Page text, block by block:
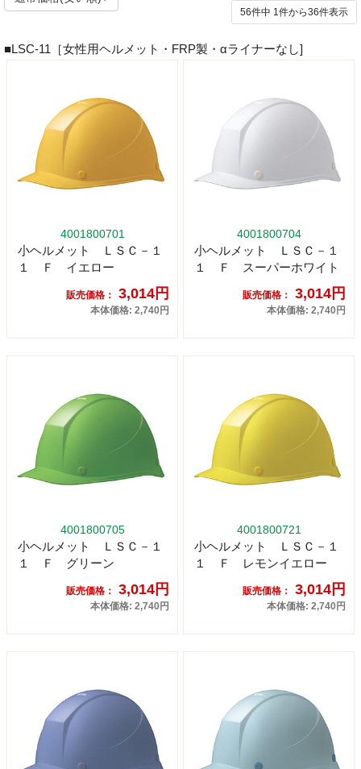
56件中 1件から36件表示
■LSC-11［女性用ヘルメット・FRP製・αライナーなし]
4001800701
小ヘルメット ＬＳＣ－１
１ Ｆ イエロー
販売価格： 3,014円
本体価格: 2,740円
4001800704
小ヘルメット ＬＳＣ－１
１ Ｆ スーパーホワイト
販売価格： 3,014円
本体価格: 2,740円
4001800705
小ヘルメット ＬＳＣ－１
１ Ｆ グリーン
販売価格： 3,014円
本体価格: 2,740円
4001800721
小ヘルメット ＬＳＣ－１
１ Ｆ レモンイエロー
販売価格： 3,014円
本体価格: 2,740円